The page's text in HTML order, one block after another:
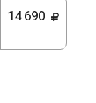
14 690